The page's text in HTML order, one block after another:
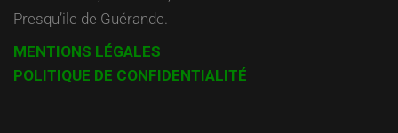
Presqu’ile de Guérande.
MENTIONS LÉGALES
POLITIQUE DE CONFIDENTIALITÉ